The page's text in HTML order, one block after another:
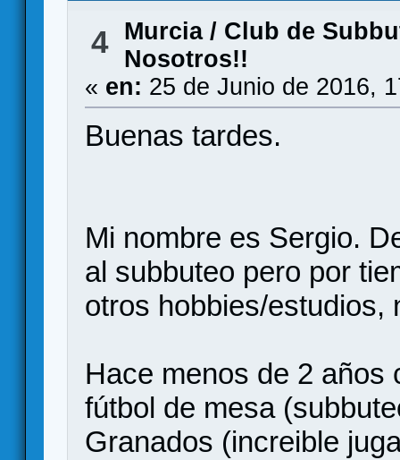
4 Murcia/ Club de
Nosotros!!
« en: 25 de Junio de 2016,
Buenas tardes.
Mi nombre es Sergio.
al subbuteo pero por
otros hobbies/estudios,
Hace menos de 2 años
fútbol de mesa
Granados (increible